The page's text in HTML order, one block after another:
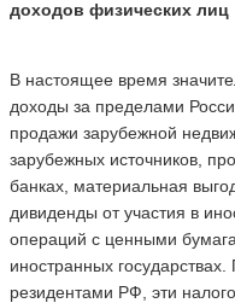
доходов физических лиц
В настоящее время
доходы за пределами
продажи зарубежной
зарубежных источников,
банках, материальная
дивиденды от участия в
операций с ценными
иностранных
резидентами РФ, эти